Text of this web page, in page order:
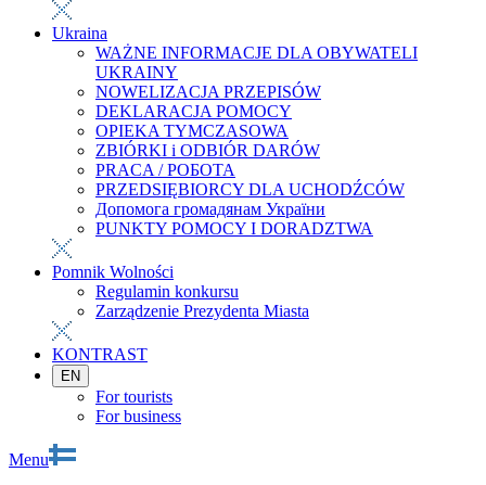
Ukraina
WAŻNE INFORMACJE DLA OBYWATELI
UKRAINY
NOWELIZACJA PRZEPISÓW
DEKLARACJA POMOCY
OPIEKA TYMCZASOWA
ZBIÓRKI i ODBIÓR DARÓW
PRACA / РОБОТА
PRZEDSIĘBIORCY DLA UCHODŹCÓW
Допомога громадянам України
PUNKTY POMOCY I DORADZTWA
Pomnik Wolności
Regulamin konkursu
Zarządzenie Prezydenta Miasta
KONTRAST
EN
For tourists
For business
Menu